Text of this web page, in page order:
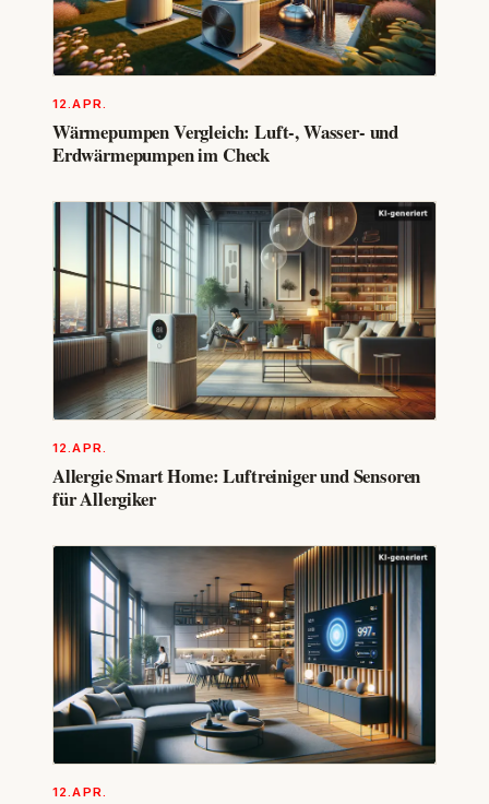
12.APR.
Wärmepumpen Vergleich: Luft-, Wasser- und
Erdwärmepumpen im Check
12.APR.
Allergie Smart Home: Luftreiniger und Sensoren
für Allergiker
12.APR.